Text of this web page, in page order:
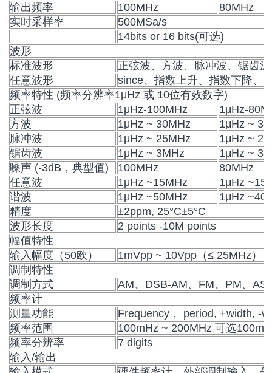
输出频率
100MHz
80MHz
实时采样率
500MSa/s
14bits or 16 bits(可选)
波形
标准波形
正弦波、方波、脉冲波、锯齿
任意波形
since、指数上升、指数下降、
频率特性 (频率分辨率1μHz 或 10位有效数字)
正弦波
1μHz-100MHz
1μHz-
方波
1μHz ~ 30MHz
1μHz ~
脉冲波
1μHz ~ 25MHz
1μHz ~
锯齿波
1μHz ~ 3MHz
1μHz ~
噪声 (-3dB，典型值)
100MHz
80MHz
任意波
1μHz ~15MHz
1μHz
谐波
1μHz ~50MHz
1μHz
精度
±2ppm, 25°C±5°C
波形长度
2 points -10M points
幅值特性
输入幅度（50欧）
1mVpp ~ 10Vpp（≤ 25MHz）
调制特性
调制方式
AM、DSB-AM、FM、PM、
频率计
测量功能
Frequency， period, +width, -
频率范围
100mHz ~ 200MHz 可选
频率分辨率
7 digits
输入/输出